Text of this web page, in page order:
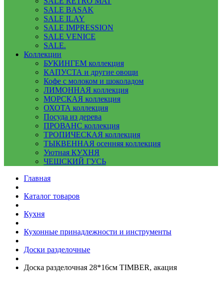
SALE BASAK
SALE ILAY
SALE IMPRESSION
SALE VENICE
SALE.
Коллекции
БУКИНГЕМ коллекция
КАПУСТА и другие овощи
Кофе с молоком и шоколадом
ЛИМОННАЯ коллекция
МОРСКАЯ коллекция
ОХОТА коллекция
Посуда из дерева
ПРОВАНС коллекция
ТРОПИЧЕСКАЯ коллекция
ТЫКВЕННАЯ осенняя коллекция
Уютная КУХНЯ
ЧЕШСКИЙ ГУСЬ
Главная
Каталог товаров
Кухня
Кухонные принадлежности и инструменты
Доски разделочные
Доска разделочная 28*16см TIMBER, акация